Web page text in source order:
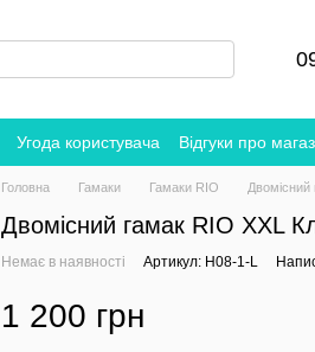
Угода користувача Відгуки про
Головна Гамаки Гамаки RIO
Двомісний гамак RIO XXL
Немає в наявності Артикул: H08-1-L
1 200 грн